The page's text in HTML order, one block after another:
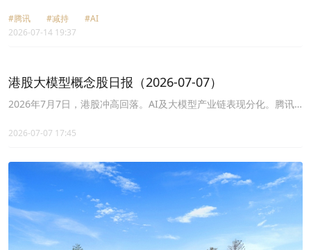
的又一次举措，毕竟在减持后，腾讯仍持有快手的9.37%权益。
#腾讯 #减持
#AI
2026-07-14 19:37
港股大模型概念股日报（2026-07-07）
2026年7月7日，港股冲高回落。AI及大模型产业链表现分化。腾讯
跌12.0%，商汤-W跌6.7%。
2026-07-07 17:45